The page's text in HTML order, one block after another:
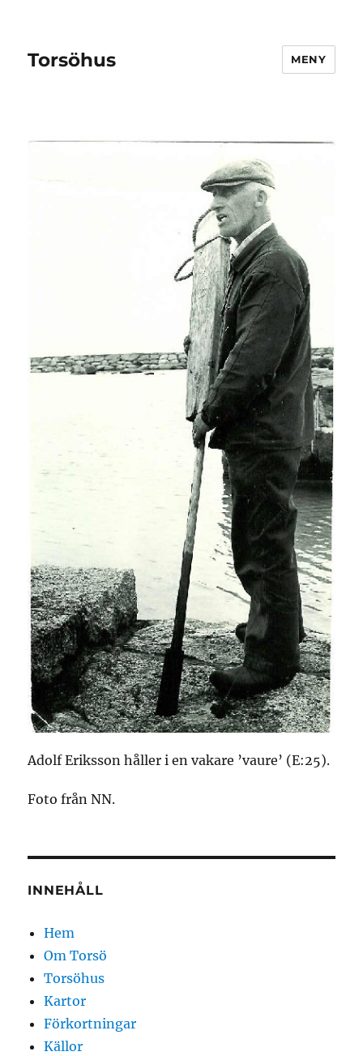
Torsöhus MENY
Adolf Eriksson håller i en vakare ’vaure’ (E:25).
Foto från NN.
INNEHÅLL
Hem
Om Torsö
Torsöhus
Kartor
Förkortningar
Källor